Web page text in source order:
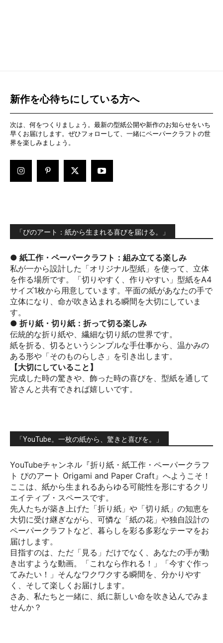
新作を心待ちにしている方へ
次は、何をつくりましょう。最新の型紙公開や新作のお知らせをいち
早くお届けします。ぜひフォローして、一緒にペーパークラフトの世
界を楽しみましょう。
「ぴのアート：紙から生まれる喜びを届ける。」
● 紙工作・ペーパークラフト：組み立てる楽しみ
私が一から設計した「オリジナル型紙」を使って、立体
を作る場所です。「切りやすく、作りやすい」型紙をA4
サイズ1枚から用意しています。平面の紙があなたの手で
立体になり、命が吹き込まれる瞬間を大切にしていま
す。
● 折り紙・切り紙：折って切る楽しみ
伝統的な折り紙や、繊細な切り紙の世界です。
紙を折る、切るというシンプルな手仕事から、温かみの
ある形や「そのものらしさ」を引き出します。
【大切にしていること】
完成した時の驚きや、飾った時の喜びを、型紙を通して
皆さんと共有できれば嬉しいです。
「YouTube。一枚の紙から、驚きと喜びを。」
YouTubeチャンネル『折り紙・紙工作・ペーパークラフ
ト ぴのアート Origami and Paper Craft』へようこそ！
ここは、紙から生まれるあらゆる可能性を形にするクリ
エイティブ・スペースです。
先人たちが築き上げた「折り紙」や「切り紙」の知恵を
大切に受け継ぎながら、可憐な「紙の花」や独自設計の
ペーパークラフトなど、暮らしを彩る多彩なテーマをお
届けします。
目指すのは、ただ「見る」だけでなく、あなたの手が動
き出すような動画。「これなら作れる！」「今すぐ作っ
てみたい！」そんなワクワクする瞬間を、分かりやす
く、そして楽しくお届けします。
さあ、私たちと一緒に、紙に新しい命を吹き込んでみま
せんか？